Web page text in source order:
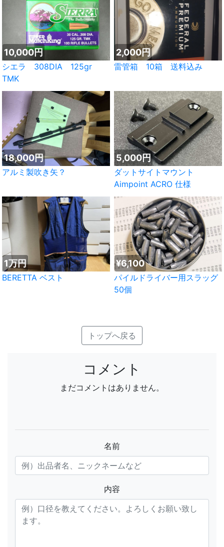
10,000円
シエラ 308DIA 125gr
TMK
2,000円
雷管箱 10箱 送料込み
18,000円
アルミ製吹き矢？
5,000円
ダットサイトマウント
Aimpoint ACRO 仕様
1万円
BERETTA ベスト
¥6,100
パイルドライバー用スラッグ
50個
トップへ戻る
コメント
まだコメントはありません。
名前
内容